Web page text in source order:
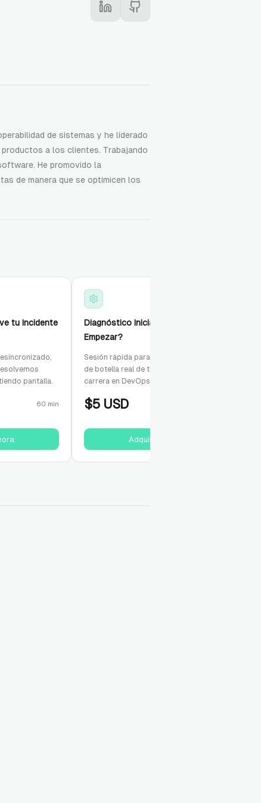
de sistemas y he liderado
a los clientes. Trabajando
He promovido la
de manera que se optimicen los
tu Incidente
pantalla.
60 min
Diagnóstico Inicial: ¿Por Dónde
Empezar?
Sesión rápida para identificar el cuello
de botella real de tu infraestructura o tu
carrera en DevOps.
$5USD
Adquirir Ahora